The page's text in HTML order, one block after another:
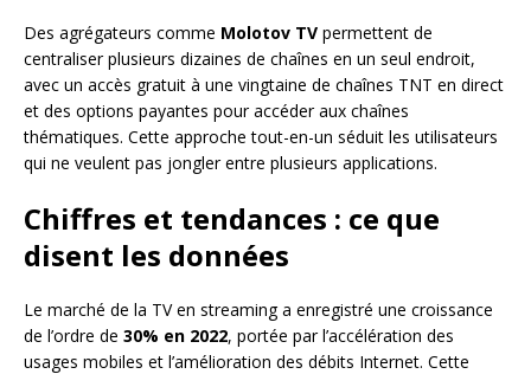
Des agrégateurs comme Molotov TV permettent de
centraliser plusieurs dizaines de chaînes en un seul endroit,
avec un accès gratuit à une vingtaine de chaînes TNT en direct
et des options payantes pour accéder aux chaînes
thématiques. Cette approche tout-en-un séduit les utilisateurs
qui ne veulent pas jongler entre plusieurs applications.
Chiffres et tendances : ce que
disent les données
Le marché de la TV en streaming a enregistré une croissance
de l’ordre de 30% en 2022, portée par l’accélération des
usages mobiles et l’amélioration des débits Internet. Cette